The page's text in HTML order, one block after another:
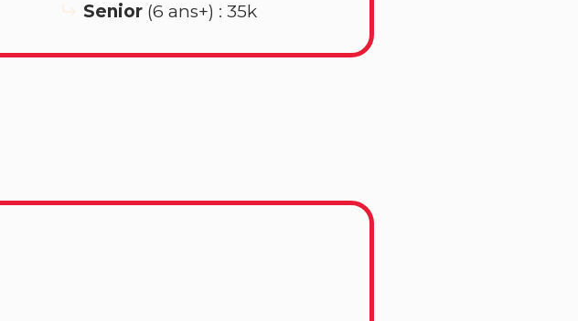
Senior (6 ans+) : 35k